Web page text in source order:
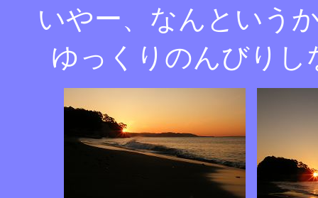
いやー、なんという
ゆっくりのんびりし